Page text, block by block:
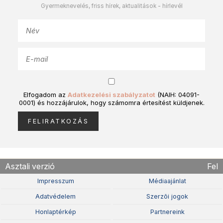
Gyermeknevelés, friss hírek, aktualitások - hírlevél
Elfogadom az Adatkezelési szabályzatot (NAIH: 04091-
0001) és hozzájárulok, hogy számomra értesítést küldjenek.
Asztali verzió Fel
Impresszum Médiaajánlat
Adatvédelem Szerzõi jogok
Honlaptérkép Partnereink